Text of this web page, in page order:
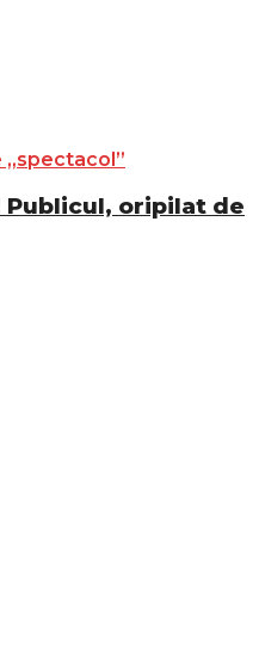
Publicul, oripilat de